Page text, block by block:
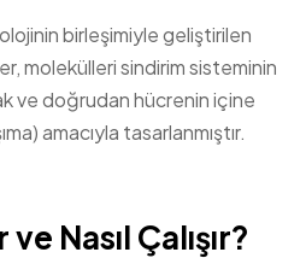
birleşimiyle geliştirilen
molekülleri sindirim sisteminin
ve doğrudan hücrenin içine
amacıyla tasarlanmıştır.
Nasıl Çalışır?